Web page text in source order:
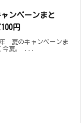
ンペーンまと
円
年 夏のキャンペーンま
今夏。 ...